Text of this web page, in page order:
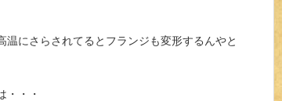
にさらされてるとフランジも変形するんやと
・・・